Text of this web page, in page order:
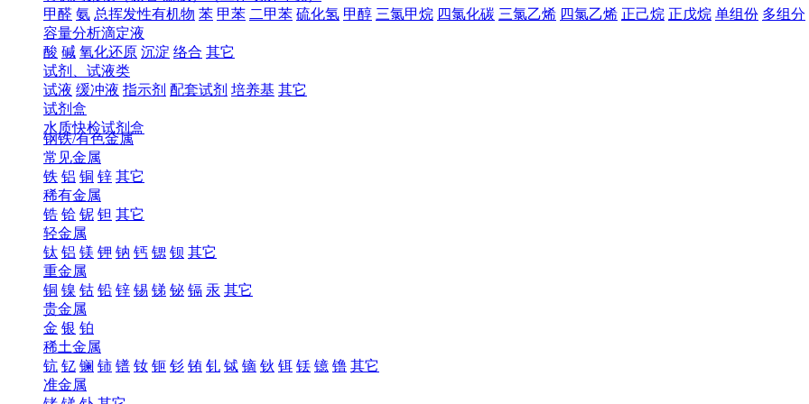
甲醛 氨 总挥发性有机物 苯 甲苯 二甲苯 硫化氢 甲醇 三氯甲烷 四氯化碳 三氯乙烯 四氯乙烯 正己烷 正戊烷 单组份 多组分
容量分析滴定液
酸 碱 氧化还原 沉淀 络合 其它
试剂、试液类
试液 缓冲液 指示剂 配套试剂 培养基 其它
试剂盒
水质快检试剂盒
钢铁/有色金属
常见金属
铁 铝 铜 锌 其它
稀有金属
锆 铪 铌 钽 其它
轻金属
钛 铝 镁 钾 钠 钙 锶 钡 其它
重金属
铜 镍 钴 铅 锌 锡 锑 铋 镉 汞 其它
贵金属
金 银 铂
稀土金属
钪 钇 镧 铈 镨 钕 钷 钐 铕 钆 铽 镝 钬 铒 铥 镱 镥 其它
准金属